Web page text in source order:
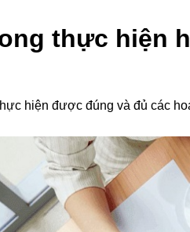
thực hiện
hiện được đúng và đủ các